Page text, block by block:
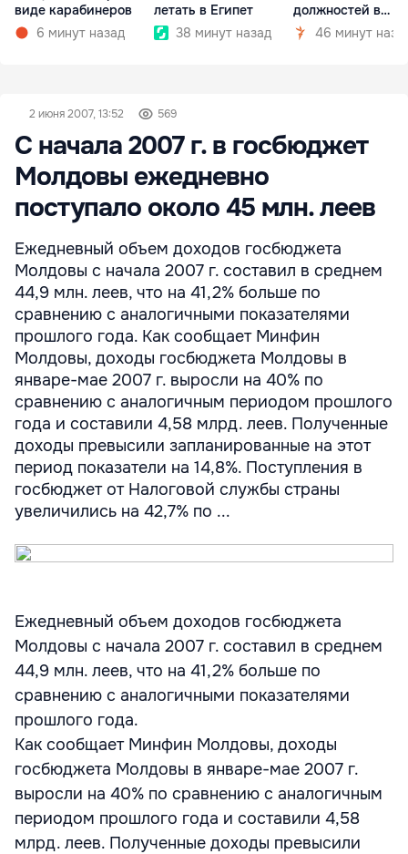
виде карабинеров
6 минут назад
летать в Египет
38 минут назад
должностей в
госкомпаниях
46 минут
2 июня 2007, 13:52 569
С начала 2007 г. в госбюджет
Молдовы ежедневно
поступало около 45 млн. леев
Ежедневный объем доходов госбюджета
Молдовы с начала 2007 г. составил в среднем
44,9 млн. леев, что на 41,2% больше по
сравнению с аналогичными показателями
прошлого года. Как сообщает Минфин
Молдовы, доходы госбюджета Молдовы в
январе-мае 2007 г. выросли на 40% по
сравнению с аналогичным периодом прошлого
года и составили 4,58 млрд. леев. Полученные
доходы превысили запланированные на этот
период показатели на 14,8%. Поступления в
госбюджет от Налоговой службы страны
увеличились на 42,7% по ...
Ежедневный объем доходов госбюджета
Молдовы с начала 2007 г. составил в среднем
44,9 млн. леев, что на 41,2% больше по
сравнению с аналогичными показателями
прошлого года.
Как сообщает Минфин Молдовы, доходы
госбюджета Молдовы в январе-мае 2007 г.
выросли на 40% по сравнению с аналогичным
периодом прошлого года и составили 4,58
млрд. леев. Полученные доходы превысили